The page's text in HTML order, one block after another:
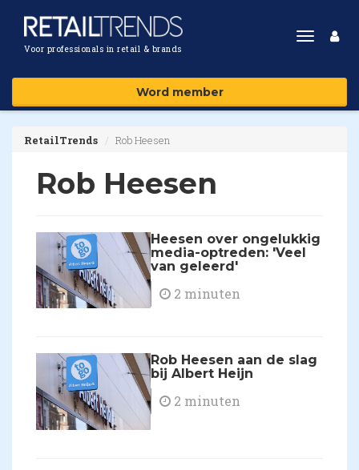
Voor professionals in retail & brands
Toggle
Word member
RetailTrends Rob Heesen
Rob Heesen
Heesen over ongelukkig
media-optreden: 'Veel
van geleerd'
2 minuten
Rob Heesen aan de slag
bij Albert Heijn
2 minuten